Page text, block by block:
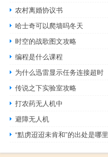
农村离婚协议书
哈士奇可以爬墙吗冬天
时空的战歌图文攻略
编程是什么课程
为什么迅雷显示任务连接超时
传说之下实验室攻略
打农药无人机中
避障无人机
“黠虏迢迢未肯和”的出处是哪里